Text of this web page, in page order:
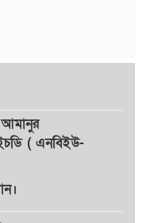
( এনবিইউ-